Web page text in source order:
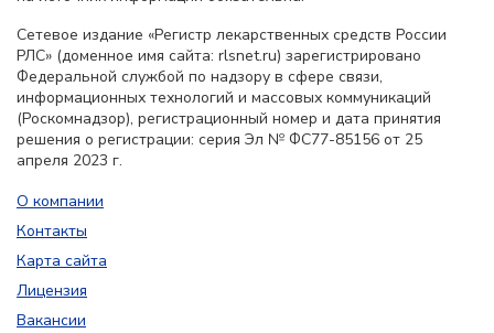
Сетевое издание «Регистр лекарственных средств России
РЛС» (доменное имя сайта: rlsnet.ru) зарегистрировано
Федеральной службой по надзору в сфере связи,
информационных технологий и массовых коммуникаций
(Роскомнадзор), регистрационный номер и дата принятия
решения о регистрации: серия Эл № ФС77-85156 от 25
апреля 2023 г.
О компании
Контакты
Карта сайта
Лицензия
Вакансии